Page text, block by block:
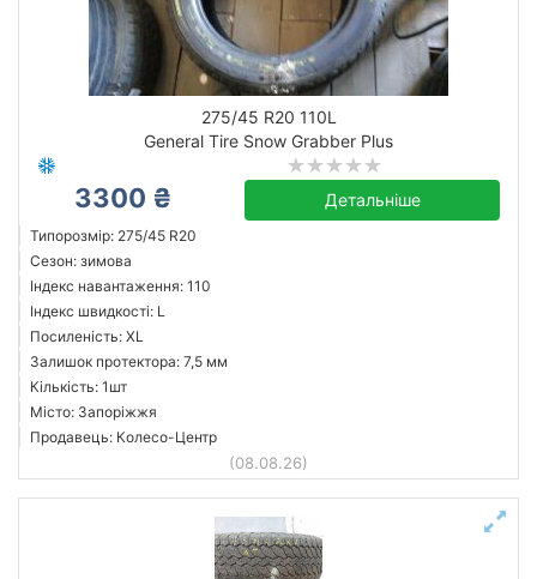
275/45 R20 110L
General Tire Snow Grabber Plus
3300 ₴ Детальніше
Типорозмір: 275/45 R20
Сезон: зимова
Індекс навантаження: 110
Індекс швидкості: L
Посиленість: XL
Залишок протектора: 7,5 мм
Кількість: 1шт
Місто: Запоріжжя
Продавець: Колесо-Центр
(08.08.26)